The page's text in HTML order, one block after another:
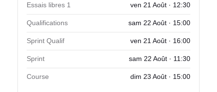
Essais libres 1 ven 21 Août · 12:30
Qualifications sam 22 Août · 15:00
Sprint Qualif ven 21 Août · 16:00
Sprint sam 22 Août · 11:30
Course dim 23 Août · 15:00